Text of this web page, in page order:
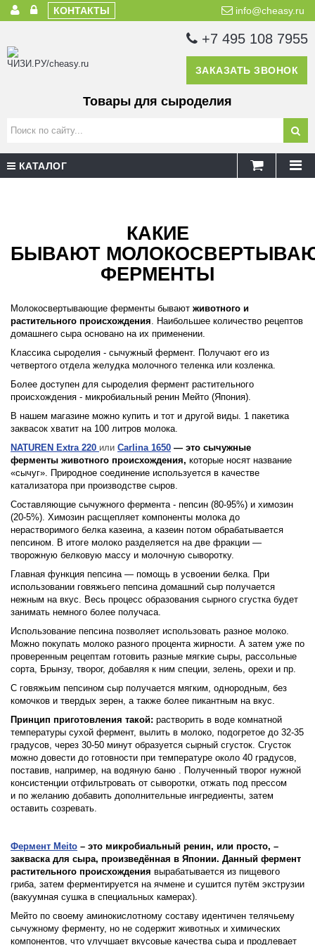
КОНТАКТЫ info@cheasy.ru
+7 495 108 7955
ЗАКАЗАТЬ ЗВОНОК
Товары для сыроделия
КАТАЛОГ
КАКИЕ
БЫВАЮТ
ФЕРМЕНТЫ
Молокосвертывающие ферменты бывают животного и
растительного происхождения. Наибольшее количество рецептов
домашнего сыра основано на их применении.
Классика сыроделия - сычужный фермент. Получают его из
четвертого отдела желудка молочного теленка или козленка.
Более доступен для сыроделия фермент растительного
происхождения - микробиальный ренин Мейто (Япония).
В нашем магазине можно купить и тот и другой виды. 1 пакетика
заквасок хватит на 100 литров молока.
NATUREN Extra 220 или Carlina 1650 — это сычужные
ферменты животного происхождения, которые носят название
«сычуг». Природное соединение используется в качестве
катализатора при производстве сыров.
Составляющие сычужного фермента - пепсин (80-95%) и химозин
(20-5%). Химозин расщепляет компоненты молока до
нерастворимого белка казеина, а казеин потом обрабатывается
пепсином. В итоге молоко разделяется на две фракции —
творожную белковую массу и молочную сыворотку.
Главная функция пепсина — помощь в усвоении белка. При
использовании говяжьего пепсина домашний сыр получается
нежным на вкус. Весь процесс образования сырного сгустка будет
занимать немного более получаса.
Использование пепсина позволяет использовать разное молоко.
Можно покупать молоко разного процента жирности. А затем уже по
проверенным рецептам готовить разные мягкие сыры, рассольные
сорта, Брынзу, творог, добавляя к ним специи, зелень, орехи и пр.
С говяжьим пепсином сыр получается мягким, однородным, без
комочков и твердых зерен, а также более пикантным на вкус.
Принцип приготовления такой: растворить в воде комнатной
температуры сухой фермент, вылить в молоко, подогретое до 32-35
градусов, через 30-50 минут образуется сырный сгусток. Сгусток
можно довести до готовности при температуре около 40 градусов,
поставив, например, на водяную баню . Полученный творог нужной
консистенции отфильтровать от сыворотки, отжать под прессом
и по желанию добавить дополнительные ингредиенты, затем
оставить созревать.
Фермент Meito – это микробиальный ренин, или просто, –
закваска для сыра, произведённая в Японии. Данный фермент
растительного происхождения вырабатывается из пищевого
гриба, затем ферментируется на ячмене и сушится путём экструзии
(вакуумная сушка в специальных камерах).
Мейто по своему аминокислотному составу идентичен телячьему
сычужному ферменту, но не содержит животных и химических
компонентов, что улучшает вкусовые качества сыра и продлевает